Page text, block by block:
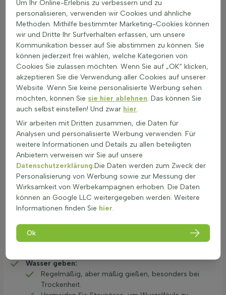
Knautia ist eine vielseitige Staude, die in vielen Gärten gut
gedeiht. Diese Pflanze ist ein wahrer Magnet für Bienen und
Schmetterlinge und bietet eine reiche Nektarquelle. Um die
Blütezeit von Juni bis September voll auszukosten, sind einige
Pflegetipps zu beachten.
Pflege und Wartung:
Knautia bevorzugt einen mäßig nährstoffreichen, gut
Sie gedeiht am besten in voller Sonne und ist
trockenheitstolerant.
Ein leichter Rückschnitt fördert die Nachblüte und
verlängert die Blütezeit.
Schnitt­empfehlung:
Nach der Blüte verblühte Blumen entfernen, um eine
zweite Blüte zu fördern.
Im Herbst oder Frühling bis zum Boden
zurückschneiden.
Eine scharfe Gartenschere sollte verwendet werden.
Bemeste im Frühjahr, um den Wachstumsschub zu
Wasser geben:
Regelmäßig, aber mäßig gießen, besonders bei
Trockenheit.
Um Ihr Online-Erlebnis zu verbessern und zu
personalisieren, verwenden wir Cookies und ähnliche
Methoden. Mithilfe bestimmter Marketing-Cookies können
wir und Dritte Ihr Surfverhalten erfassen, um unsere
Kommunikation besser auf Sie abstimmen zu können. Sie
können jederzeit frei wählen, welche Kategorien von
Cookies Sie zulassen möchten. Wenn Sie auf „OK“ klicken,
akzeptieren Sie die Verwendung aller Cookies auf unserer
Website. Wenn Sie keine personalisierte Werbung sehen
möchten, können Sie sie hier ablehnen. Das können Sie
auch selbst einstellen! Und zwar hier.
Wir arbeiten mit Dritten zusammen, die Daten für
Analysen und personalisierte Werbung verwenden. Für
weitere Informationen und Details zu allen beteiligten
Anbietern verweisen wir Sie auf unsere
Datenschutzerklärung.Die Daten werden zum Zweck der
Personalisierung von Werbung sowie zur Messung der
Wirksamkeit von Werbekampagnen erhoben. Die Daten
können an Google LLC weitergegeben werden. Weitere
Informationen finden Sie hier.
Ok